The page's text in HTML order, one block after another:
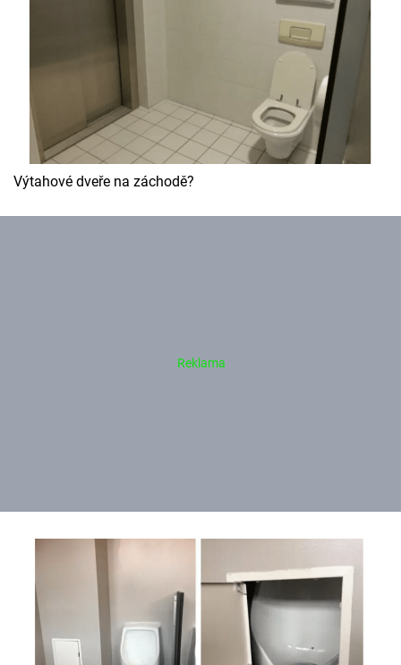
Výtahové dveře na záchodě?